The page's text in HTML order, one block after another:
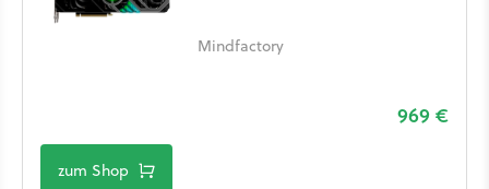
Mindfactory
969 €
zum Shop